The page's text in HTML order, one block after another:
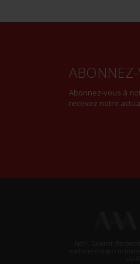
Abonnez-vous à
recevez notre